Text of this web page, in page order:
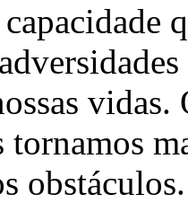
obstáculos.